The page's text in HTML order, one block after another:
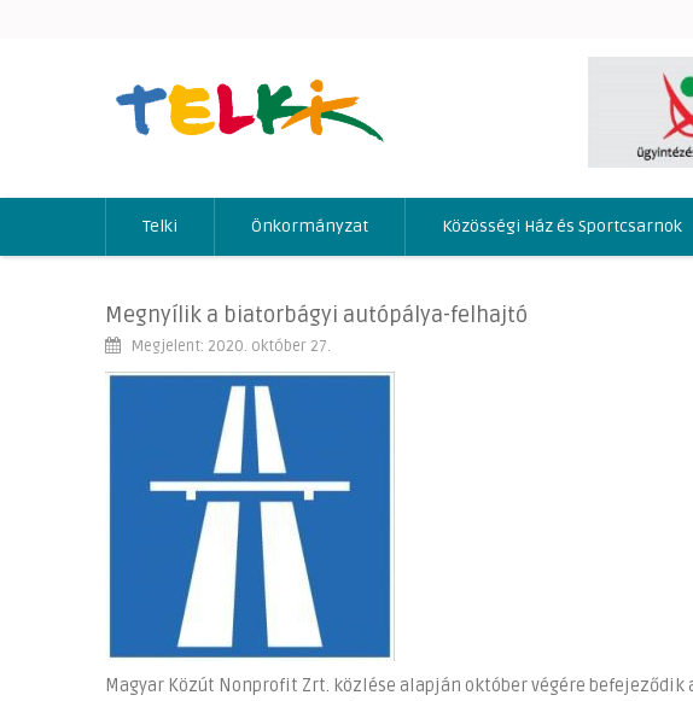
Telki Önkormányzat Közösségi Ház és Sportcsarnok
Megnyílik a biatorbágyi autópálya-felhajtó
Megjelent: 2020. október 27.
Magyar Közút Nonprofit Zrt. közlése alapján október végére